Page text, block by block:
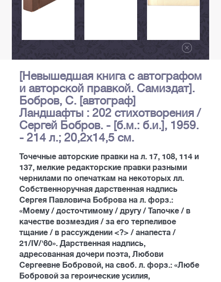
[Невышедшая книга с автографом
и авторской правкой. Самиздат].
Бобров, С. [автограф]
Ландшафты : 202 стихотворения /
Сергей Бобров. - [б.м.: б.и.], 1959.
- 214 л.; 20,2х14,5 см.
Точечные авторские правки на л. 17, 108, 114 и
137, мелкие редакторские правки разными
чернилами по опечаткам на некоторых лл.
Собственноручная дарственная надпись
Сергея Павловича Боброва на л. форз.:
«Моему / досточтимому / другу / Тапочке / в
качестве возмездия / за его терпеливое
тщание / в рассуждении <?> / анапеста /
21/IV/'60». Дарственная надпись,
адресованная дочери поэта, Любови
Сергеевне Бобровой, на своб. л. форз.: «Любе
Бобровой за героические усилия,